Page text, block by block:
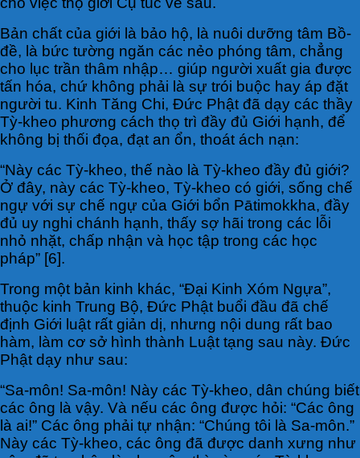
Bản chất của giới là bảo hộ, là nuôi dưỡng tâm Bồ-
đề, là bức tường ngăn các nẻo phóng tâm, chẳng
cho lục trần thâm nhập… giúp người xuất gia được
tấn hóa, chứ không phải là sự trói buộc hay áp đặt
người tu. Kinh Tăng Chi, Đức Phật đã dạy các thầy
Tỳ-kheo phương cách thọ trì đầy đủ Giới hạnh, để
không bị thối đọa, đạt an ổn, thoát ách nạn:
“Này các Tỳ-kheo, thế nào là Tỳ-kheo đầy đủ giới?
Ở đây, này các Tỳ-kheo, Tỳ-kheo có giới, sống chế
ngự với sự chế ngự của Giới bổn Pātimokkha, đầy
đủ uy nghi chánh hạnh, thấy sợ hãi trong các lỗi
nhỏ nhặt, chấp nhận và học tập trong các học
pháp” [6].
Trong một bản kinh khác, “Đại Kinh Xóm Ngựa”,
thuộc kinh Trung Bộ, Đức Phật buổi đầu đã chế
định Giới luật rất giản dị, nhưng nội dung rất bao
hàm, làm cơ sở hình thành Luật tạng sau này. Đức
Phật dạy như sau:
“Sa-môn! Sa-môn! Này các Tỳ-kheo, dân chúng biết
các ông là vậy. Và nếu các ông được hỏi: “Các ông
là ai!” Các ông phải tự nhận: “Chúng tôi là Sa-môn.”
Này các Tỳ-kheo, các ông đã được danh xưng như